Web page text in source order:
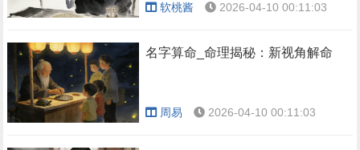
软桃酱 2026-04-10 00:11:03
名字算命_命理揭秘：新视角解命
周易 2026-04-10 00:11:03